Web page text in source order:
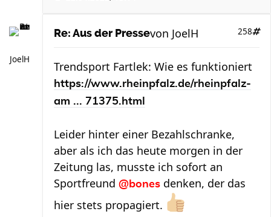
JoelH
Re: Aus der Presse 258
von JoelH
Trendsport Fartlek: Wie es funktioniert
https://www.rheinpfalz.de/rheinpfalz-
am ... 71375.html
Leider hinter einer Bezahlschranke,
aber als ich das heute morgen in der
Zeitung las, musste ich sofort an
Sportfreund @bones denken, der das
hier stets propagiert.